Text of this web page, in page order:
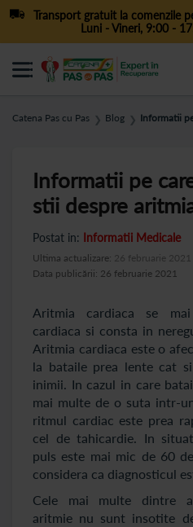
Transport gratuit la comenzile
Luni - Vineri, 9:00 -
Catena Pas cu Pas ❯ Blog ❯ Informatii
Informatii pe
stii despre
Postat in: Informatii Medicale
Data publicării: 26 februarie 2021
Ultima actualizare: 26 februarie 2021
Aritmia cardiaca se
cardiaca si consta in
Aritmia cardiaca este o
la bataile prea lente cat
inimii. In cazul in care
mai multe de o suta intr-
ritmul cardiac este prea
cel de tahicardie. In
puls este mai mic de 60
considera ca diagnosticul
Cele mai multe dintre
aritmie nu sunt insotite